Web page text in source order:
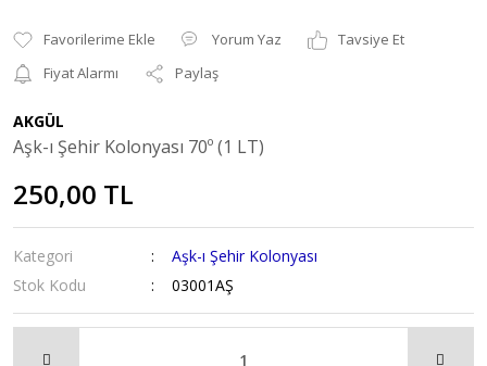
Yorum Yaz
Tavsiye Et
Fiyat Alarmı
Paylaş
AKGÜL
Aşk-ı Şehir Kolonyası 70º (1 LT)
250,00 TL
Kategori
Aşk-ı Şehir Kolonyası
Stok Kodu
03001AŞ